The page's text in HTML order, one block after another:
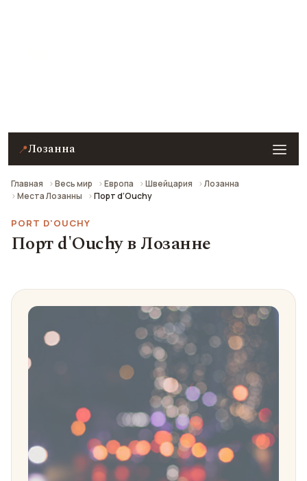
📍Лозанна
Главная Весь мир Европа Швейцария
Лозанна
Места Лозанны
Порт d’Ouchy
PORT D'OUCHY
Порт d'Ouchy в Лозанне